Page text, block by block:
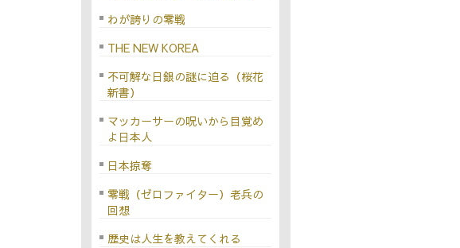
わが誇りの零戦
THE NEW KOREA
不可解な日銀の謎に迫る（桜花
新書）
マッカーサーの呪いから目覚め
よ日本人
日本掠奪
零戦（ゼロファイター）老兵の
回想
歴史は人生を教えてくれる